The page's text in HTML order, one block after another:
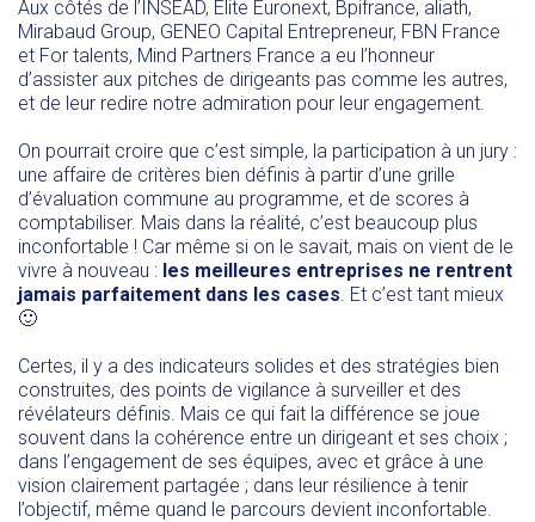
Aux côtés de l’INSEAD, Elite Euronext, Bpifrance, aliath,
Mirabaud Group, GENEO Capital Entrepreneur, FBN France
et For talents, Mind Partners France a eu l’honneur
d’assister aux pitches de dirigeants pas comme les autres,
et de leur redire notre admiration pour leur engagement.
On pourrait croire que c’est simple, la participation à un jury :
une affaire de critères bien définis à partir d’une grille
d’évaluation commune au programme, et de scores à
comptabiliser. Mais dans la réalité, c’est beaucoup plus
inconfortable ! Car même si on le savait, mais on vient de le
vivre à nouveau : les meilleures entreprises ne rentrent
jamais parfaitement dans les cases. Et c’est tant mieux
🙂
Certes, il y a des indicateurs solides et des stratégies bien
construites, des points de vigilance à surveiller et des
révélateurs définis. Mais ce qui fait la différence se joue
souvent dans la cohérence entre un dirigeant et ses choix ;
dans l’engagement de ses équipes, avec et grâce à une
vision clairement partagée ; dans leur résilience à tenir
l’objectif, même quand le parcours devient inconfortable.